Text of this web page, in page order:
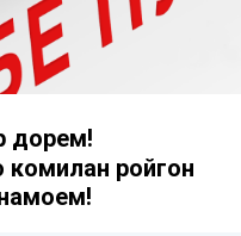
дорем!
ройгон